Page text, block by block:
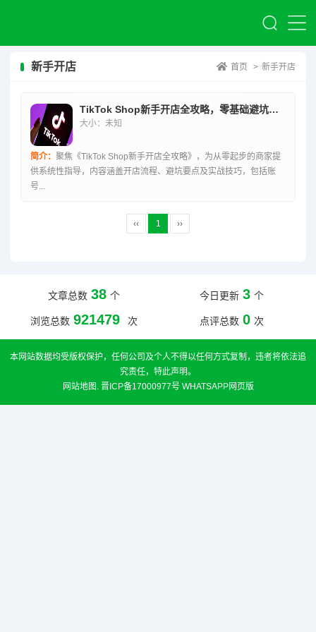
新手开店 首页 > 新手开店
TikTok Shop新手开店全攻略，零基础避坑实战指南
大小：未知
简介： 聚焦《TikTok Shop新手开店全攻略》，为从零起步的商家提
供系统性指导，内容涵盖开店流程、避坑要点及实战技巧，包括账
号...
‹‹ 1 ››
文章总数 38 个 今日更新 3 个
浏览总数 921479 次 点评总数 0 次
本网站数据均受版权保护，任何公司及个人不得以任何方式复制，违者将依法追
究责任，特此声明。
网站地图 晋ICP备17000977号 WHATSAPP网页版